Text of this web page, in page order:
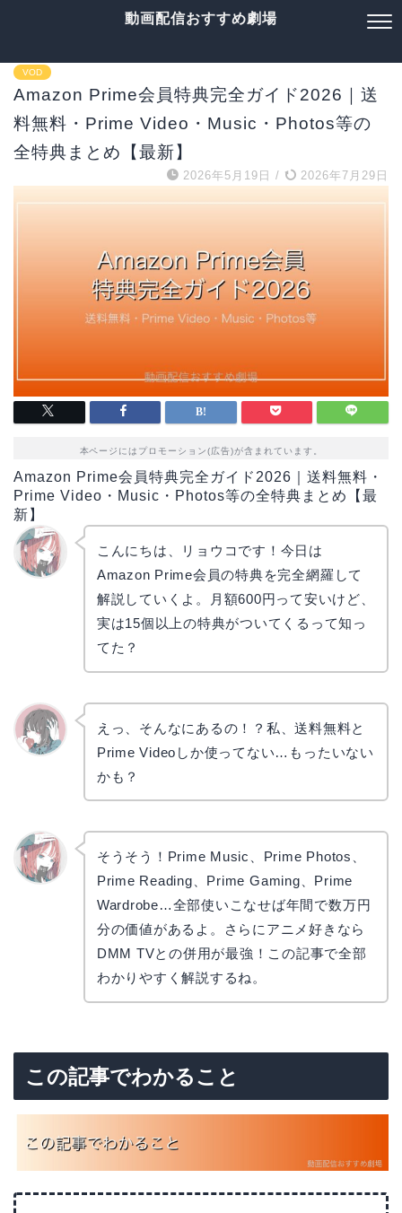
動画配信おすすめ劇場
VOD
Amazon Prime会員特典完全ガイド2026｜送
料無料・Prime Video・Music・Photos等の
全特典まとめ【最新】
2026年5月19日 / 2026年7月29日
本ページにはプロモーション(広告)が含まれています。
Amazon Prime会員特典完全ガイド2026｜送料無料・
Prime Video・Music・Photos等の全特典まとめ【最
新】
こんにちは、リョウコです！今日は
Amazon Prime会員の特典を完全網羅して
解説していくよ。月額600円って安いけど、
実は15個以上の特典がついてくるって知っ
てた？
えっ、そんなにあるの！？私、送料無料と
Prime Videoしか使ってない…もったいない
かも？
そうそう！Prime Music、Prime Photos、
Prime Reading、Prime Gaming、Prime
Wardrobe…全部使いこなせば年間で数万円
分の価値があるよ。さらにアニメ好きなら
DMM TVとの併用が最強！この記事で全部
わかりやすく解説するね。
この記事でわかること